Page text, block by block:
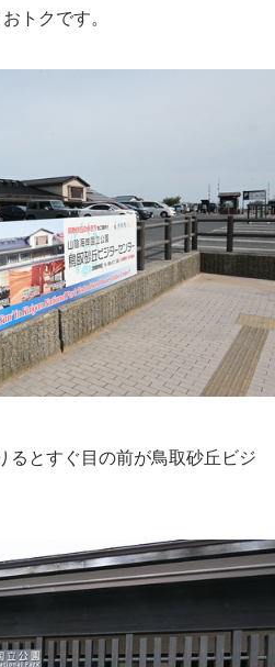
トクです。
るとすぐ目の前が鳥取砂丘ビジ